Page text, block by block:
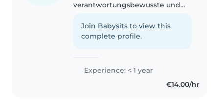
verantwortungsbewusste und
großer Freude am Umgang mit
Kindern. Mir ist es wichtig, dass
Join Babysits to view this
complete profile.
Experience: < 1 year
€14.00/hr